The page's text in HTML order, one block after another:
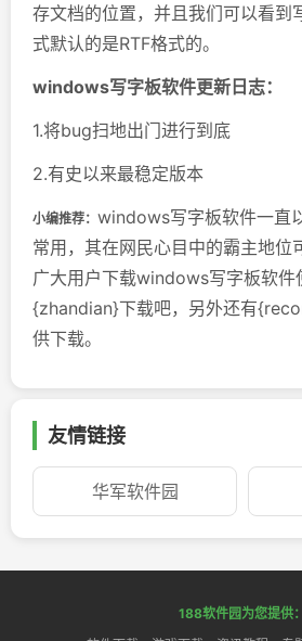
存文档的位置，并且我们可以看到
式默认的是RTF格式的。
windows写字板软件更新日志：
1.将bug扫地出门进行到底
2.有史以来最稳定版本
小编推荐： windows写字板软件一直
常用，其在网民心目中的霸主地位
广大用户下载windows写字板软件
{zhandian}下载吧，另外还有
供下载。
友情链接
华军软件园
188软件园为您提供：